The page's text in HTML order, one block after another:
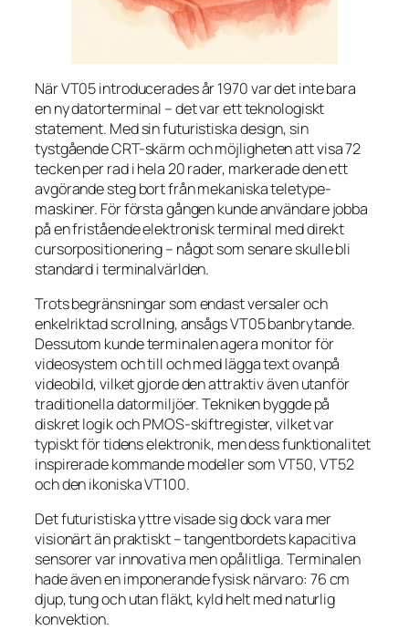
När VT05 introducerades år 1970 var det inte bara
en ny datorterminal – det var ett teknologiskt
statement. Med sin futuristiska design, sin
tystgående CRT-skärm och möjligheten att visa 72
tecken per rad i hela 20 rader, markerade den ett
avgörande steg bort från mekaniska teletype-
maskiner. För första gången kunde användare jobba
på en fristående elektronisk terminal med direkt
cursorpositionering – något som senare skulle bli
standard i terminalvärlden.
Trots begränsningar som endast versaler och
enkelriktad scrollning, ansågs VT05 banbrytande.
Dessutom kunde terminalen agera monitor för
videosystem och till och med lägga text ovanpå
videobild, vilket gjorde den attraktiv även utanför
traditionella datormiljöer. Tekniken byggde på
diskret logik och PMOS-skiftregister, vilket var
typiskt för tidens elektronik, men dess funktionalitet
inspirerade kommande modeller som VT50, VT52
och den ikoniska VT100.
Det futuristiska yttre visade sig dock vara mer
visionärt än praktiskt – tangentbordets kapacitiva
sensorer var innovativa men opålitliga. Terminalen
hade även en imponerande fysisk närvaro: 76 cm
djup, tung och utan fläkt, kyld helt med naturlig
konvektion.